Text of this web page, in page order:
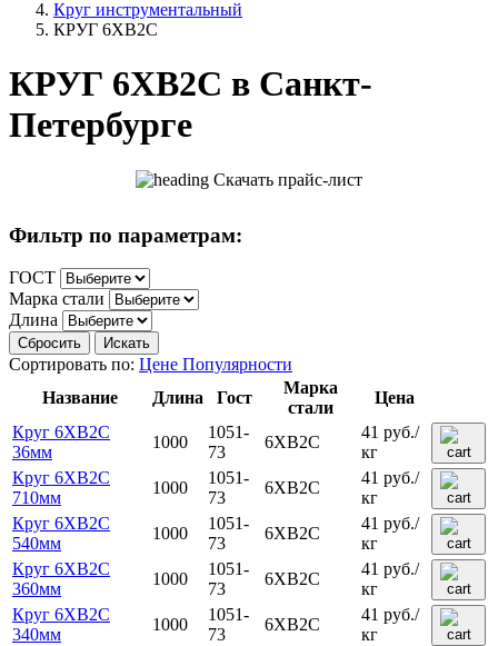
Круг инструментальный
КРУГ 6ХВ2С
КРУГ 6ХВ2С в Санкт-
Петербурге
Скачать прайс-лист
Фильтр по параметрам:
ГОСТ
Марка стали
Длина
Сбросить Искать
Сортировать по: Цене Популярности
Название
Длина Гост
Марка
стали
Цена
Круг 6ХВ2С
36мм
1000
1051-
73
6ХВ2С
41 руб./
кг
Круг 6ХВ2С
710мм
1000
1051-
73
6ХВ2С
41 руб./
кг
Круг 6ХВ2С
540мм
1000
1051-
73
6ХВ2С
41 руб./
кг
Круг 6ХВ2С
360мм
1000
1051-
73
6ХВ2С
41 руб./
кг
Круг 6ХВ2С
340мм
1000
1051-
73
6ХВ2С
41 руб./
кг